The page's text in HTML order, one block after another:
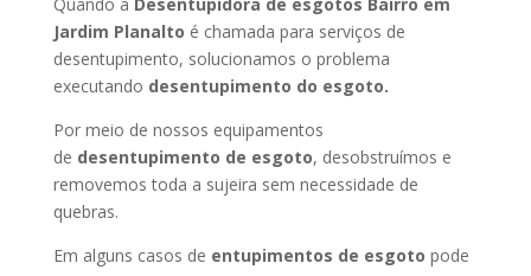
Jardim Planalto é chamada para serviços de
desentupimento, solucionamos o problema
executando desentupimento do esgoto.
Por meio de nossos equipamentos
de desentupimento de esgoto, desobstruímos e
removemos toda a sujeira sem necessidade de
quebras.
Em alguns casos de entupimentos de esgoto pode